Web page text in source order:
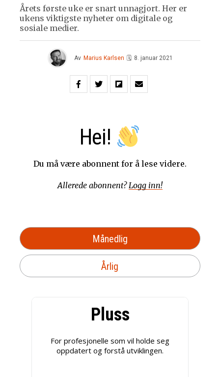
Årets første uke er snart unnagjort. Her er
ukens viktigste nyheter om digitale og
sosiale medier.
Av Marius Karlsen 🗓 8. januar 2021
Hei!
Du må være abonnent for å lese videre.
Allerede abonnent?Logg inn!
Månedlig
Årlig
Pluss
For profesjonelle som vil holde seg
oppdatert og forstå utviklingen.